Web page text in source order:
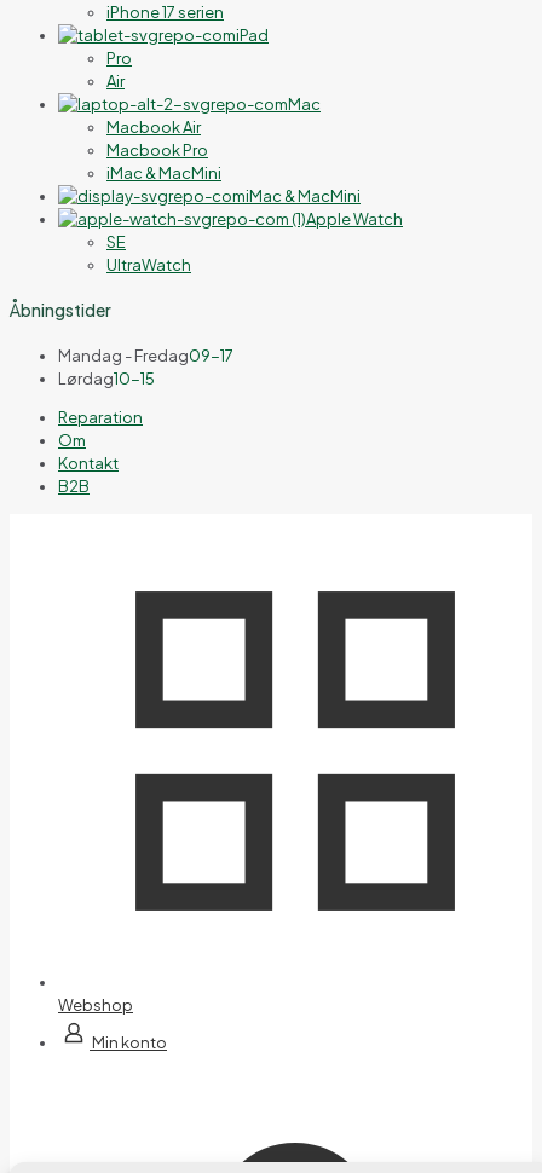
iPhone 17 serien
iPad
Pro
Air
Mac
Macbook Air
Macbook Pro
iMac & MacMini
iMac & MacMini
Apple Watch
SE
UltraWatch
Åbningstider
Mandag - Fredag09-17
Lørdag10-15
Reparation
Om
Kontakt
B2B
Webshop
Min konto